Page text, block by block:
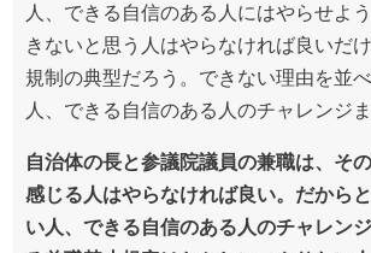
人、できる自信のある人にはやらせよ
きないと思う人はやらなければ良いだ
規制の典型だろう。できない理由を並
人、できる自信のある人のチャレンジ
自治体の長と参議院議員の兼職は、そ
感じる人はやらなければ良い。だから
い人、できる自信のある人のチャレン